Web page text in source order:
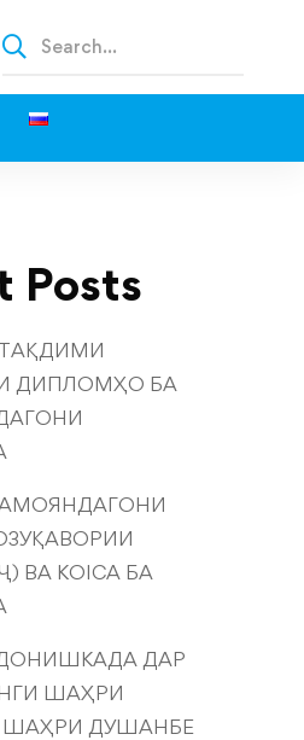
Posts
ДИПЛОМҲО БА
ВА KOICA БА
ДАР
ШАҲРИ
ШАҲРИ ДУШАНБЕ